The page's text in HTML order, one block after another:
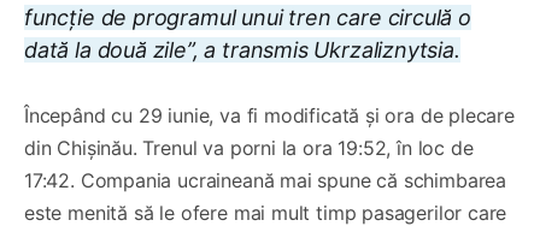
funcție de programul unui tren care circulă o
dată la două zile”, a transmis Ukrzaliznytsia.
Începând cu 29 iunie, va fi modificată și ora de plecare
din Chișinău. Trenul va porni la ora 19:52, în loc de
17:42. Compania ucraineană mai spune că schimbarea
este menită să le ofere mai mult timp pasagerilor care